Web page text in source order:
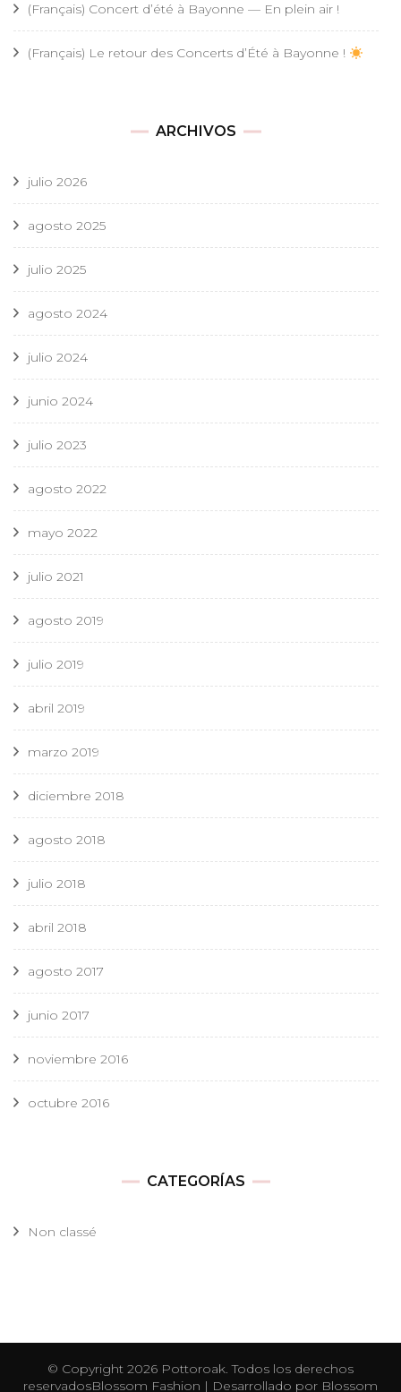
(Français) Concert d’été à Bayonne — En plein air !
(Français) Le retour des Concerts d’Été à Bayonne !
ARCHIVOS
julio 2026
agosto 2025
julio 2025
agosto 2024
julio 2024
junio 2024
julio 2023
agosto 2022
mayo 2022
julio 2021
agosto 2019
julio 2019
abril 2019
marzo 2019
diciembre 2018
agosto 2018
julio 2018
abril 2018
agosto 2017
junio 2017
noviembre 2016
octubre 2016
CATEGORÍAS
Non classé
© Copyright 2026 Pottoroak. Todos los derechos
reservadosBlossom Fashion | Desarrollado por Blossom